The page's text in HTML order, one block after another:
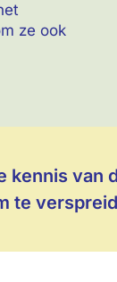
ze ook
kennis van
te